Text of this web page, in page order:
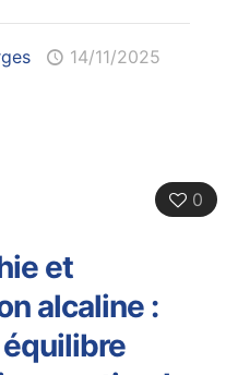
14/11/2025
0
et
alcaline :